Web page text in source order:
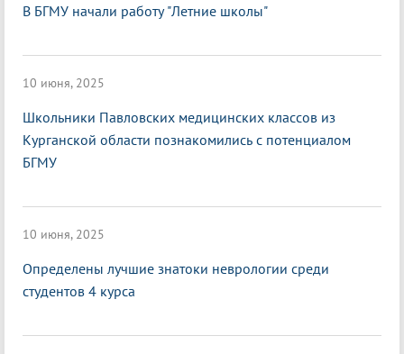
В БГМУ начали работу "Летние школы"
10 июня, 2025
Школьники Павловских медицинских классов из
Курганской области познакомились с потенциалом
БГМУ
10 июня, 2025
Определены лучшие знатоки неврологии среди
студентов 4 курса